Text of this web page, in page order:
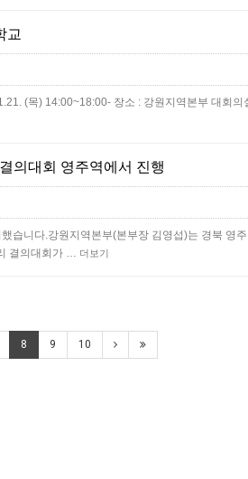
교
(목) 14:00~18:00- 장소 : 강원지역본부 대회의
의대회 영주역에서 진행
습니다.강원지역본부(본부장 김영섭)는 경북 영
결의대회가 … 더보기
8 9 10